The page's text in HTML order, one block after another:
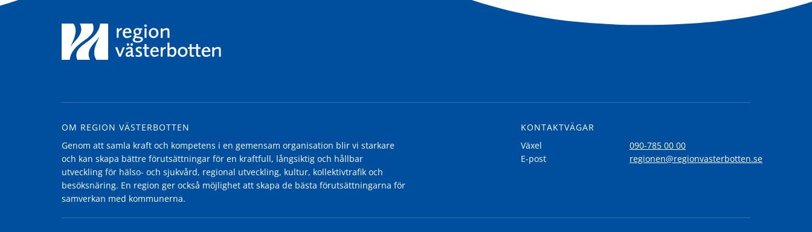
OM REGION VÄSTERBOTTEN
Genom att samla kraft och kompetens i en gemensam organisation blir vi starkare
och kan skapa bättre förutsättningar för en kraftfull, långsiktig och hållbar
utveckling för hälso- och sjukvård, regional utveckling, kultur, kollektivtrafik och
besöksnäring. En region ger också möjlighet att skapa de bästa förutsättningarna för
samverkan med kommunerna.
KONTAKTVÄGAR
Växel
090-785 00 00
E-post
regionen@regionvasterbotten.se